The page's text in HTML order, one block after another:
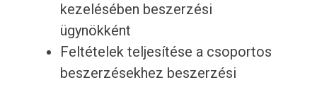
kezelésében beszerzési
ügynökként
Feltételek teljesítése a csoportos
beszerzésekhez beszerzési